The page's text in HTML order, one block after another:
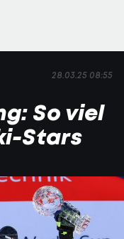
28.03.25 08:55
So viel
Stars